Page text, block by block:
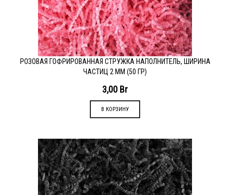
РОЗОВАЯ ГОФРИРОВАННАЯ СТРУЖКА НАПОЛНИТЕЛЬ, ШИРИНА
ЧАСТИЦ 2 ММ (50 ГР)
3,00 Br
В КОРЗИНУ